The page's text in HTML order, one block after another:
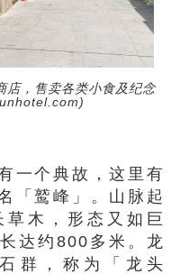
店，售卖各类小食及纪念
一个典故，这里有
「鹫峰」。 山脉起
草木 ，形态 又如 巨
长达约800多米 。龙
群， 称为
「龙头